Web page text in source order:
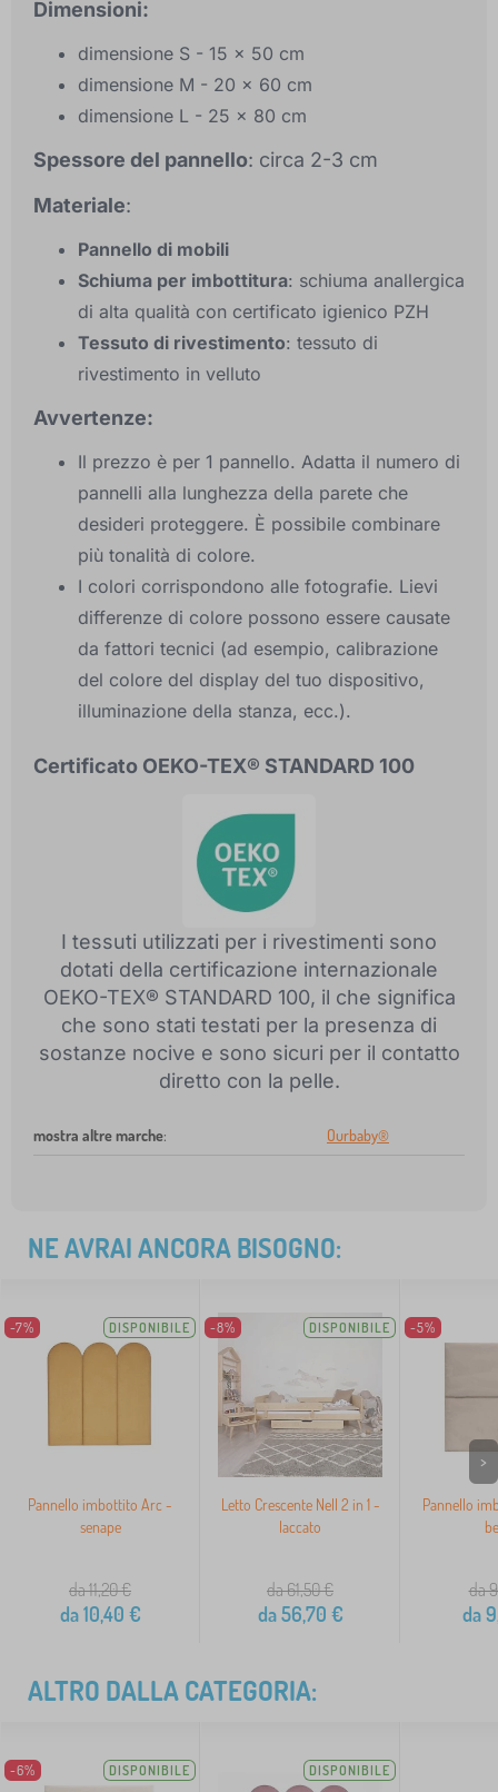
Dimensioni:
dimensione S - 15 x 50 cm
dimensione M - 20 x 60 cm
dimensione L - 25 x 80 cm
Spessore del pannello: circa 2-3 cm
Materiale:
Pannello di mobili
Schiuma per imbottitura: schiuma anallergica
di alta qualità con certificato igienico PZH
Tessuto di rivestimento: tessuto di
rivestimento in velluto
Avvertenze:
Il prezzo è per 1 pannello. Adatta il numero di
pannelli alla lunghezza della parete che
desideri proteggere. È possibile combinare
più tonalità di colore.
I colori corrispondono alle fotografie. Lievi
differenze di colore possono essere causate
da fattori tecnici (ad esempio, calibrazione
del colore del display del tuo dispositivo,
illuminazione della stanza, ecc.).
Certificato OEKO-TEX® STANDARD 100
I tessuti utilizzati per i rivestimenti sono
dotati della certificazione internazionale
OEKO-TEX® STANDARD 100, il che significa
che sono stati testati per la presenza di
sostanze nocive e sono sicuri per il contatto
diretto con la pelle.
mostra altre marche: Ourbaby®
NE AVRAI ANCORA BISOGNO:
-7% DISPONIBILE
Pannello imbottito Arc -
senape
da 11,20€
da10,40 €
-8% DISPONIBILE
Letto Crescente Nell 2 in 1 -
laccato
da 61,50€
da56,70 €
-5%
Pannello
da
da
>
ALTRO DALLA CATEGORIA:
-6% DISPONIBILE DISPONIBILE